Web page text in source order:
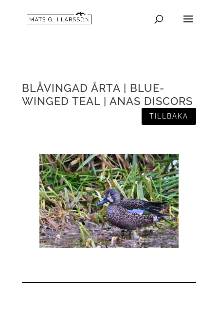
BLÅVINGAD ÅRTA | BLUE-
WINGED TEAL | ANAS DISCORS
TILLBAKA